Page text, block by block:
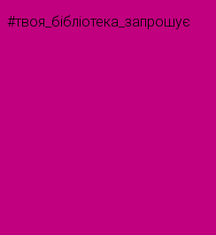
#твоя_бібліотека_запрошує